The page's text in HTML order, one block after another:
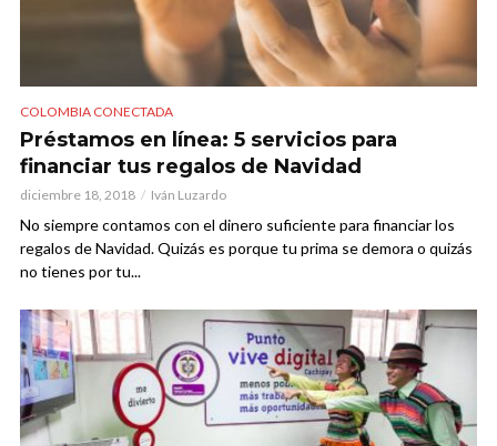
COLOMBIA CONECTADA
Préstamos en línea: 5 servicios para
financiar tus regalos de Navidad
diciembre 18, 2018 Iván Luzardo
No siempre contamos con el dinero suficiente para financiar los
regalos de Navidad. Quizás es porque tu prima se demora o quizás
no tienes por tu...